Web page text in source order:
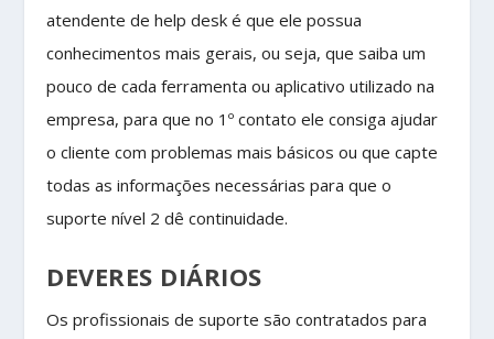
atendente de help desk é que ele possua
conhecimentos mais gerais, ou seja, que saiba um
pouco de cada ferramenta ou aplicativo utilizado na
empresa, para que no 1º contato ele consiga ajudar
o cliente com problemas mais básicos ou que capte
todas as informações necessárias para que o
suporte nível 2 dê continuidade.
DEVERES DIÁRIOS
Os profissionais de suporte são contratados para